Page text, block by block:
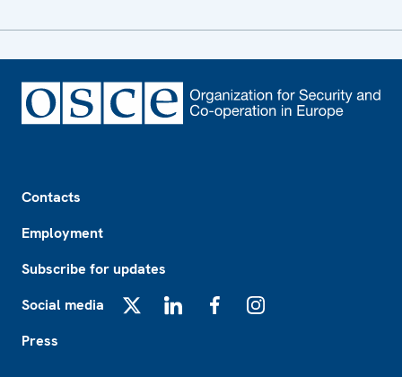
Contacts
Employment
Subscribe for updates
Social media
Press